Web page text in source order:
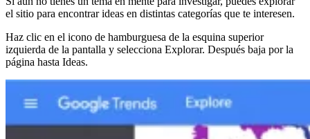
el sitio para encontrar ideas en distintas categorías que te interesen.
Haz clic en el icono de hamburguesa de la esquina superior
izquierda de la pantalla y selecciona Explorar. Después baja por la
página hasta Ideas.